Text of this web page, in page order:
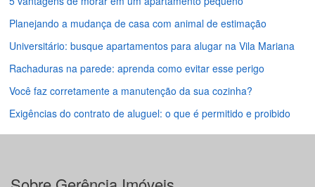
Planejando a mudança de casa com animal de estimação
Universitário: busque apartamentos para alugar na Vila Mariana
Rachaduras na parede: aprenda como evitar esse perigo
Você faz corretamente a manutenção da sua cozinha?
Exigências do contrato de aluguel: o que é permitido e proibido